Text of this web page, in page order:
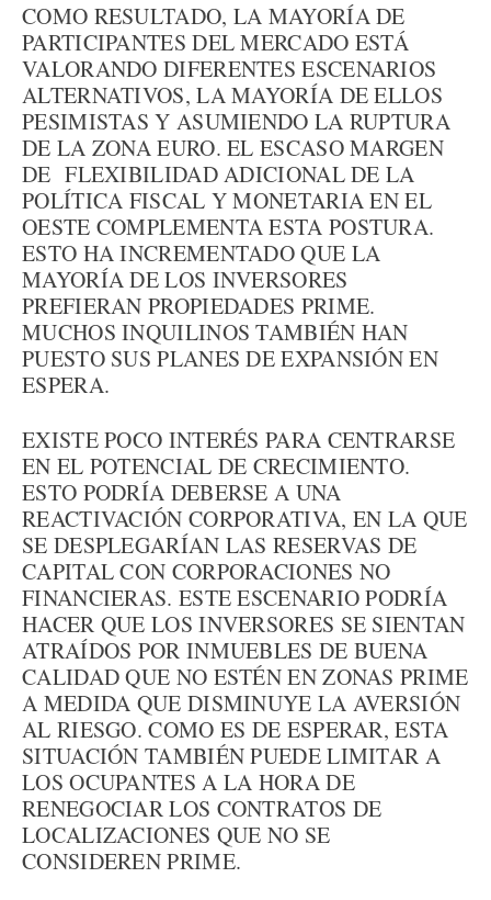
COMO RESULTADO, LA MAYORÍA DE
PARTICIPANTES DEL MERCADO ESTÁ
VALORANDO DIFERENTES ESCENARIOS
ALTERNATIVOS, LA MAYORÍA DE ELLOS
PESIMISTAS Y ASUMIENDO LA RUPTURA
DE LA ZONA EURO. EL ESCASO MARGEN
DE FLEXIBILIDAD ADICIONAL DE LA
POLÍTICA FISCAL Y MONETARIA EN EL
OESTE COMPLEMENTA ESTA POSTURA.
ESTO HA INCREMENTADO QUE LA
MAYORÍA DE LOS INVERSORES
PREFIERAN PROPIEDADES PRIME.
MUCHOS INQUILINOS TAMBIÉN HAN
PUESTO SUS PLANES DE EXPANSIÓN EN
ESPERA.
EXISTE POCO INTERÉS PARA CENTRARSE
EN EL POTENCIAL DE CRECIMIENTO.
ESTO PODRÍA DEBERSE A UNA
REACTIVACIÓN CORPORATIVA, EN LA QUE
SE DESPLEGARÍAN LAS RESERVAS DE
CAPITAL CON CORPORACIONES NO
FINANCIERAS. ESTE ESCENARIO PODRÍA
HACER QUE LOS INVERSORES SE SIENTAN
ATRAÍDOS POR INMUEBLES DE BUENA
CALIDAD QUE NO ESTÉN EN ZONAS PRIME
A MEDIDA QUE DISMINUYE LA AVERSIÓN
AL RIESGO. COMO ES DE ESPERAR, ESTA
SITUACIÓN TAMBIÉN PUEDE LIMITAR A
LOS OCUPANTES A LA HORA DE
RENEGOCIAR LOS CONTRATOS DE
LOCALIZACIONES QUE NO SE
CONSIDEREN PRIME.